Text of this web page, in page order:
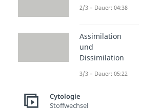
2/3 – Dauer: 04:38
Assimilation
und
Dissimilation
3/3 – Dauer: 05:22
Cytologie
Stoffwechsel